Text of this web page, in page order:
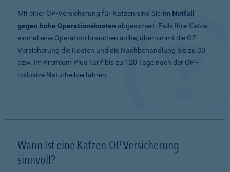
Mit einer OP-Versicherung für Katzen sind Sie im Notfall
gegen hohe Operationskosten abgesichert: Falls Ihre Katze
einmal eine Operation brauchen sollte, übernimmt die OP-
Versicherung die Kosten und die Nachbehandlung bis zu 30
bzw. im Premium Plus Tarif bis zu 120 Tage nach der OP -
inklusive Naturheilverfahren.
Wann ist eine Katzen-OP-Versicherung
sinnvoll?